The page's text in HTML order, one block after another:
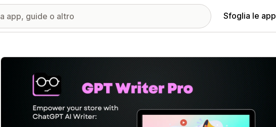
Sfoglia le app
Galleria immagini in evidenza